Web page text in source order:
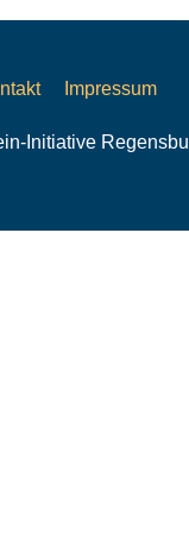
Impressum
Initiative